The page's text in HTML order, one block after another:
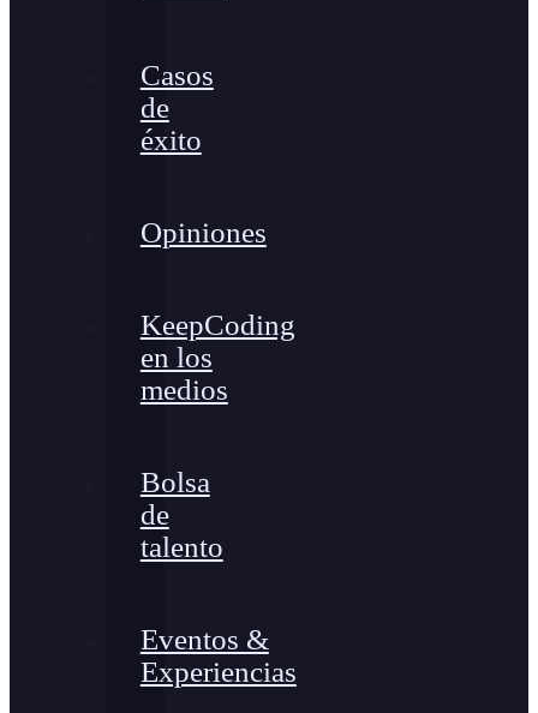
Casos
de
éxito
Opiniones
KeepCoding
en los
medios
Bolsa
de
talento
Eventos &
Experiencias